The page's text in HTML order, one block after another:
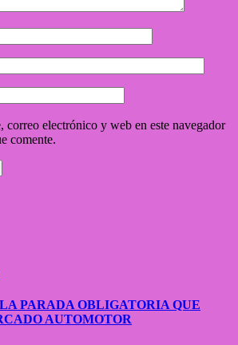
correo electrónico y web en este navegador
comente.
PARADA OBLIGATORIA QUE
AUTOMOTOR